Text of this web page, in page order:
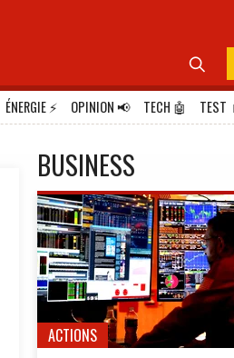

ÉNERGIE⚡ OPINION📢 TECH 🤖 TEST
BUSINESS
ACTIONS